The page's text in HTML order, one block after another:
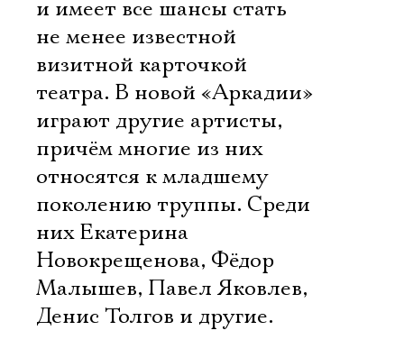
и имеет все шансы стать
не менее известной
визитной карточкой
театра. В новой «Аркадии»
играют другие артисты,
причём многие из них
относятся к младшему
поколению труппы. Среди
них Екатерина
Новокрещенова, Фёдор
Малышев, Павел Яковлев,
Денис Толгов и другие.